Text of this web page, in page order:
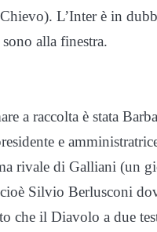
L’Inter è in
alla finestra.
a raccolta è stata
e
rivale di Galliani (un
Silvio Berlusconi
che il Diavolo a due